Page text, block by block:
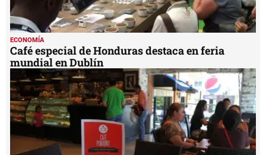
ECONOMÍA
Café especial de Honduras destaca en feria
mundial en Dublín